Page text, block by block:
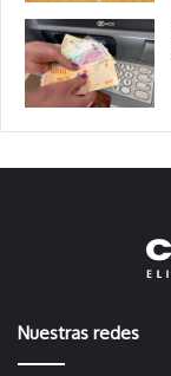
Nuestras redes